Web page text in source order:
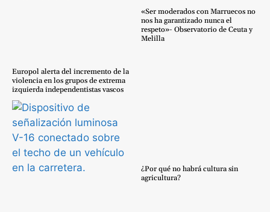
Europol alerta del incremento de la
violencia en los grupos de extrema
izquierda independentistas vascos
«Ser moderados con Marruecos no
nos ha garantizado nunca el
respeto»- Observatorio de Ceuta y
Melilla
¿Por qué no habrá cultura sin
agricultura?